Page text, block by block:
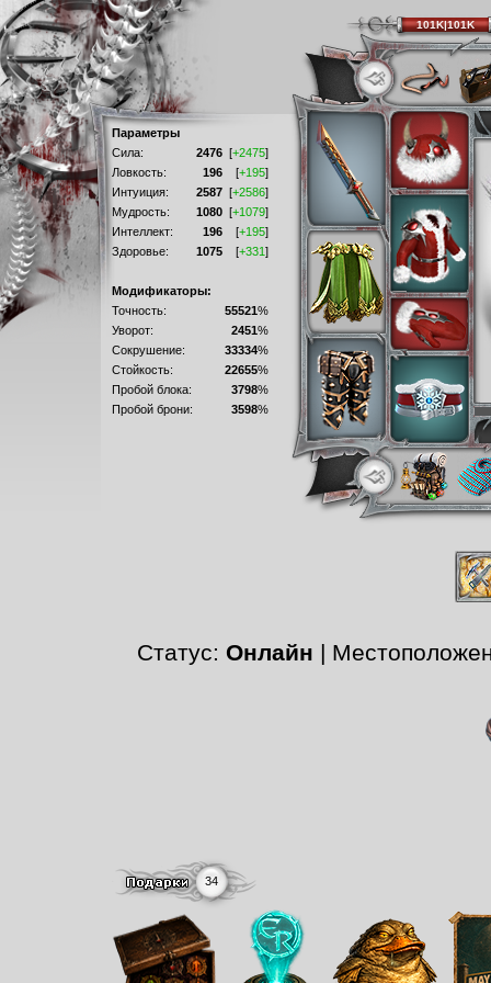
Параметры
Сила:
2476 [+2475]
Ловкость:
196 [+195]
Интуиция:
2587 [+2586]
Мудрость:
1080 [+1079]
Интеллект:
196 [+195]
Здоровье:
1075 [+331]
Модификаторы:
Точность:
55521%
Уворот:
2451%
Сокрушение:
33334%
Стойкость:
22655%
Пробой блока:
3798%
Пробой брони:
3598%
Статус: Онлайн |
34
101K|101K